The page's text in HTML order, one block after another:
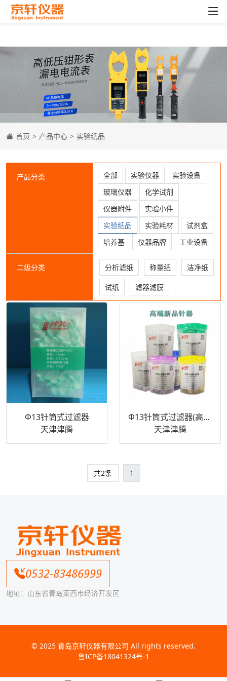
首页 > 产品中心 > 实验纸品
产品分类 全部 实验仪器
实验设备
玻璃仪器
化学试剂
仪器附件
实验小件
实验纸品
实验耗材
试剂盒
培养基
仪器品牌 工业设备
二级分类 分析滤纸 称量纸 洁净纸
试纸 滤器滤膜
Ф13针筒式过滤器
天津津腾
Ф13针筒式过滤器(高端)
天津津腾
共2条 1
0532-83486999
地址：山东省青岛莱西市经济开发区
© 2025 青岛京轩仪器有限公司 All rights reserved.
鲁ICP备18041324号-1